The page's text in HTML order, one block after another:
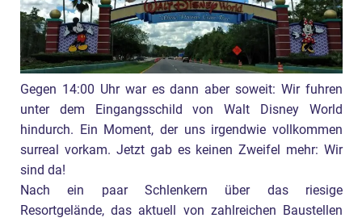
Gegen 14:00 Uhr war es dann aber soweit: Wir fuhren
unter dem Eingangsschild von Walt Disney World
hindurch. Ein Moment, der uns irgendwie vollkommen
surreal vorkam. Jetzt gab es keinen Zweifel mehr: Wir
sind da!
Nach ein paar Schlenkern über das riesige
Resortgelände, das aktuell von zahlreichen Baustellen